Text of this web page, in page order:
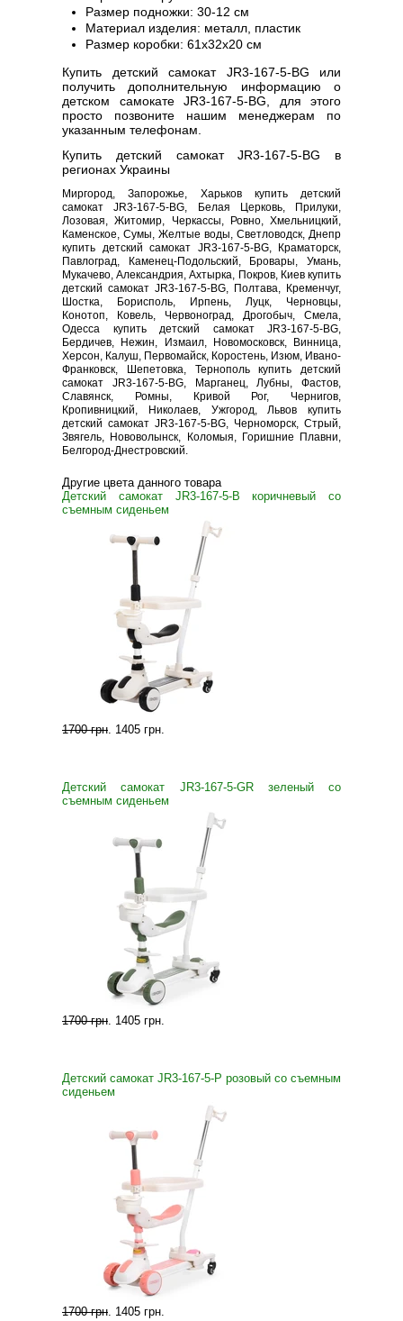
Размер подножки: 30-12 см
Материал изделия: металл, пластик
Размер коробки: 61х32х20 см
Купить детский самокат JR3-167-5-BG или
получить дополнительную информацию о
детском самокате JR3-167-5-BG, для этого
просто позвоните нашим менеджерам по
указанным телефонам.
Купить детский самокат JR3-167-5-BG в
регионах Украины
Миргород, Запорожье, Харьков купить детский
самокат JR3-167-5-BG, Белая Церковь, Прилуки,
Лозовая, Житомир, Черкассы, Ровно, Хмельницкий,
Каменское, Сумы, Желтые воды, Светловодск, Днепр
купить детский самокат JR3-167-5-BG, Краматорск,
Павлоград, Каменец-Подольский, Бровары, Умань,
Мукачево, Александрия, Ахтырка, Покров, Киев купить
детский самокат JR3-167-5-BG, Полтава, Кременчуг,
Шостка, Борисполь, Ирпень, Луцк, Черновцы,
Конотоп, Ковель, Червоноград, Дрогобыч, Смела,
Одесса купить детский самокат JR3-167-5-BG,
Бердичев, Нежин, Измаил, Новомосковск, Винница,
Херсон, Калуш, Первомайск, Коростень, Изюм, Ивано-
Франковск, Шепетовка, Тернополь купить детский
самокат JR3-167-5-BG, Марганец, Лубны, Фастов,
Славянск, Ромны, Кривой Рог, Чернигов,
Кропивницкий, Николаев, Ужгород, Львов купить
детский самокат JR3-167-5-BG, Черноморск, Стрый,
Звягель, Нововолынск, Коломыя, Горишние Плавни,
Белгород-Днестровский.
Другие цвета данного товара
Детский самокат JR3-167-5-B коричневый со
съемным сиденьем
1700 грн. 1405 грн.
Детский самокат JR3-167-5-GR зеленый со
съемным сиденьем
1700 грн. 1405 грн.
Детский самокат JR3-167-5-P розовый со съемным
сиденьем
1700 грн. 1405 грн.